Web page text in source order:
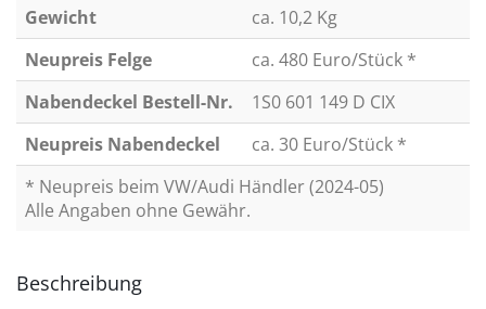
Gewicht
ca. 10,2 Kg
Neupreis Felge
ca. 480 Euro/Stück *
Nabendeckel Bestell-Nr.
1S0 601 149 D CIX
Neupreis Nabendeckel
ca. 30 Euro/Stück *
* Neupreis beim VW/Audi Händler (2024-05)
Alle Angaben ohne Gewähr.
Beschreibung